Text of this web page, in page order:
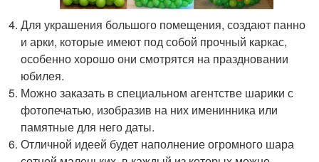
Для украшения большого помещения, создают панно
и арки, которые имеют под собой прочный каркас,
особенно хорошо они смотрятся на праздновании
юбилея.
Можно заказать в специальном агентстве шарики с
фотопечатью, изобразив на них именинника или
памятные для него даты.
Отличной идеей будет наполнение огромного шара